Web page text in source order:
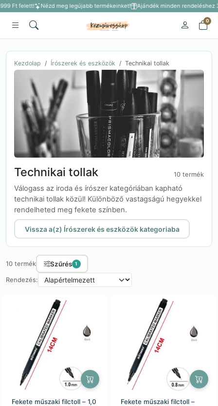
Ft felett! Nézd meg legújabb termékeinket! Ajándék minden rendeléshez
0
Kezdolap Írószerek és eszközök Technikai tollak
Technikai tollak 10 termék
Válogass az iroda és írószer kategóriában kapható
technikai tollak közül! Különböző vastagságú hegyekkel
rendelheted meg fekete színben.
Vissza a(z) Írószerek és eszközök kategoriaba
10 termék Szűrés 1
Rendezés:
Fekete műszaki filctoll – 1,0
Fekete műszaki filctoll –